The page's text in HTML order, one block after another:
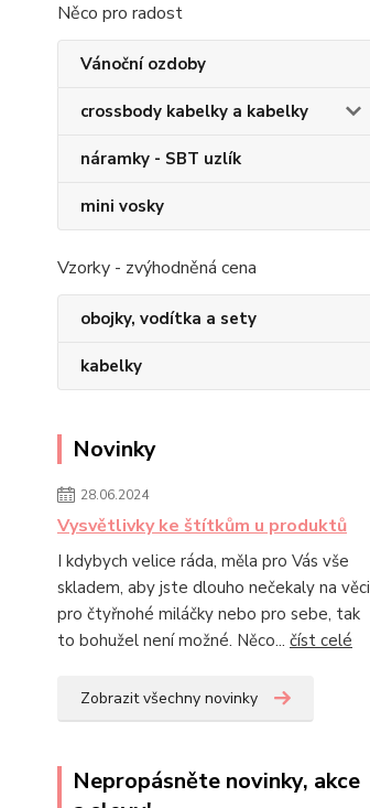
Něco pro radost
Vánoční ozdoby
crossbody kabelky a kabelky
náramky - SBT uzlík
mini vosky
Vzorky - zvýhodněná cena
obojky, vodítka a sety
kabelky
Novinky
28.06.2024
Vysvětlivky ke štítkům u produktů
I kdybych velice ráda, měla pro Vás vše
skladem, aby jste dlouho nečekaly na věci
pro čtyřnohé miláčky nebo pro sebe, tak
to bohužel není možné. Něco... číst celé
Zobrazit všechny novinky
Nepropásněte novinky, akce